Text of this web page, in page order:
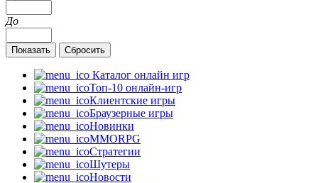
До
Каталог онлайн игр
Топ-10 онлайн-игр
Клиентские игры
Браузерные игры
Новинки
MMORPG
Стратегии
Шутеры
Новости